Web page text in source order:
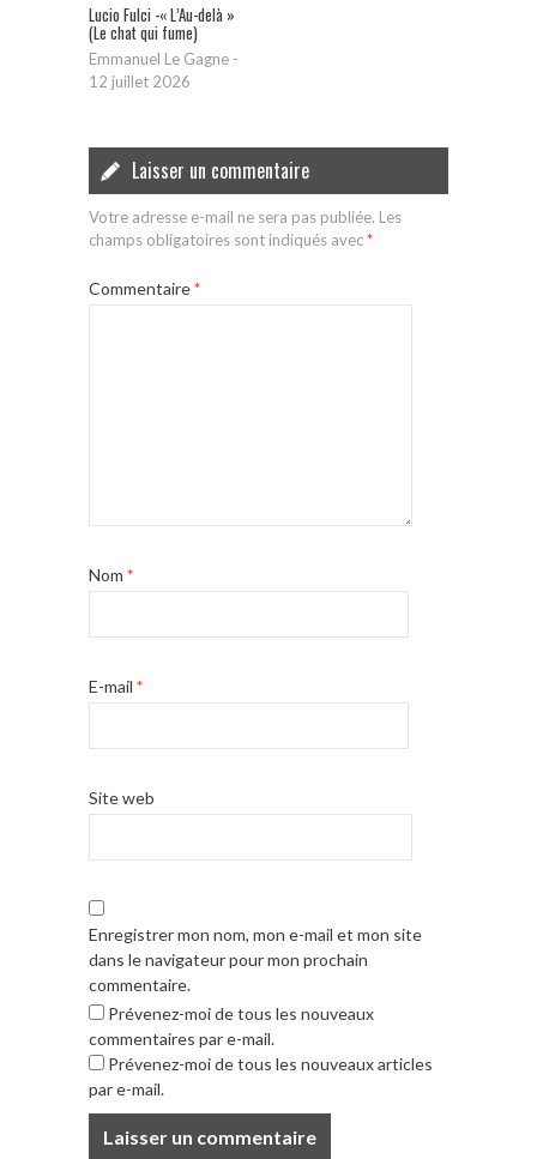
Lucio Fulci -« L’Au-delà »
(Le chat qui fume)
Emmanuel Le Gagne -
12 juillet 2026
Laisser un commentaire
Votre adresse e-mail ne sera pas publiée. Les
champs obligatoires sont indiqués avec*
Commentaire*
Nom *
E-mail *
Site web
Enregistrer mon nom, mon e-mail et mon site
dans le navigateur pour mon prochain
commentaire.
Prévenez-moi de tous les nouveaux
commentaires par e-mail.
Prévenez-moi de tous les nouveaux articles
par e-mail.